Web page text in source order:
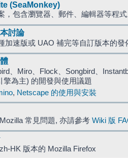
(SeaMonkey)
，包含瀏覽器、郵件、編輯器等程
討論
加速版或 UAO 補完等自訂版本的發
、Miro、Flock、Songbird、
擎為主) 的開發與使用議題
, Netscape 的使用與安裝
常見問題, 亦請參考 Wiki 版
HK 版本的 Mozilla Firefox